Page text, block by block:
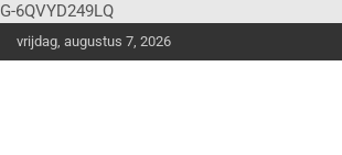
G-6QVYD249LQ
vrijdag, augustus 7, 2026